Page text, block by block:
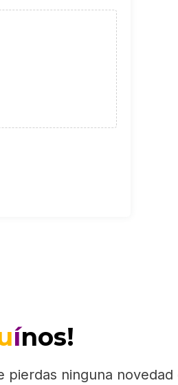
ínos!
pierdas ninguna novedad